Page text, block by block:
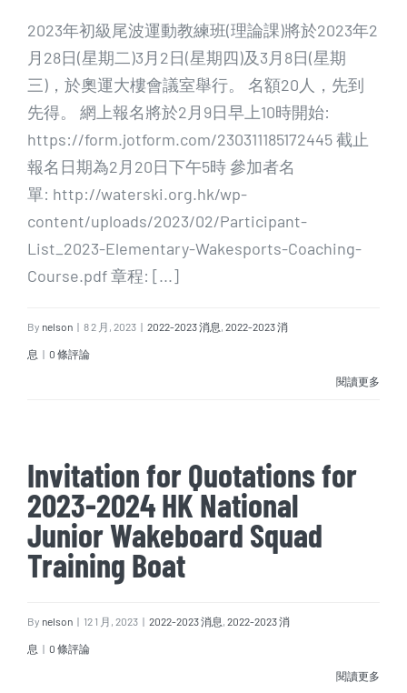
2023年初級尾波運動教練班(理論課)將於2023年2
月28日(星期二)3月2日(星期四)及3月8日(星期
三)，於奧運大樓會議室舉行。 名額20人，先到
先得。 網上報名將於2月9日早上10時開始:
https://form.jotform.com/230311185172445 截止
報名日期為2月20日下午5時 參加者名
單: http://waterski.org.hk/wp-
content/uploads/2023/02/Participant-
List_2023-Elementary-Wakesports-Coaching-
Course.pdf 章程: [...]
By nelson | 8 2 月, 2023 | 2022-2023 消息 , 2022-2023 消
息 | 0 條評論
閱讀更多
Invitation for Quotations for
2023-2024 HK National
Junior Wakeboard Squad
Training Boat
By nelson | 12 1 月, 2023 | 2022-2023 消息 , 2022-2023 消
息 | 0 條評論
閱讀更多